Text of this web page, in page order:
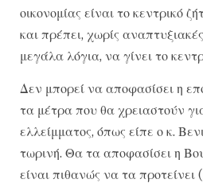
οικονομίας είναι το κεντρικό
και πρέπει, χωρίς
μεγάλα λόγια, να γίνει το
Δεν μπορεί να αποφασίσει η
τα μέτρα που θα χρειαστούν
ελλείμματος, όπως είπε ο κ.
τωρινή. Θα τα αποφασίσει η
είναι πιθανώς να τα